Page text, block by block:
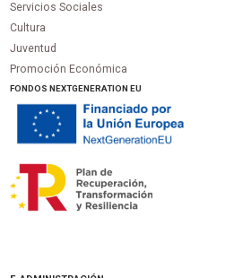
Servicios Sociales
Cultura
Juventud
Promoción Económica
FONDOS NEXTGENERATION EU